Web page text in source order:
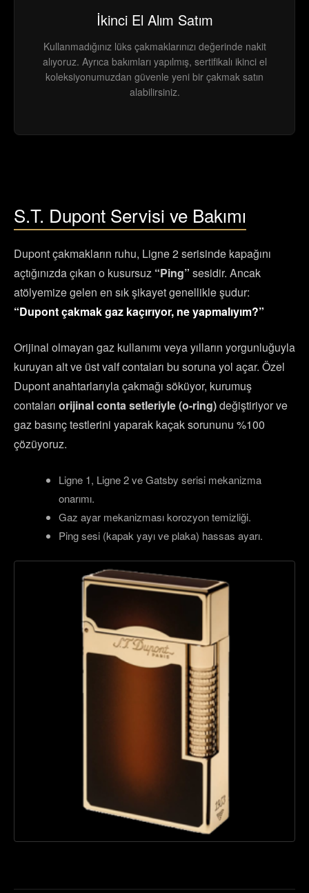
İkinci El Alım Satım
Kullanmadığınız lüks çakmaklarınızı değerinde nakit
alıyoruz. Ayrıca bakımları yapılmış, sertifikalı ikinci el
koleksiyonumuzdan güvenle yeni bir çakmak satın
alabilirsiniz.
S.T. Dupont Servisi ve Bakımı
Dupont çakmakların ruhu, Ligne 2 serisinde kapağını
açtığınızda çıkan o kusursuz “Ping” sesidir. Ancak
atölyemize gelen en sık şikayet genellikle şudur:
“Dupont çakmak gaz kaçırıyor, ne yapmalıyım?”
Orijinal olmayan gaz kullanımı veya yılların yorgunluğuyla
kuruyan alt ve üst valf contaları bu soruna yol açar. Özel
Dupont anahtarlarıyla çakmağı söküyor, kurumuş
contaları orijinal conta setleriyle (o-ring)değiştiriyor ve
gaz basınç testlerini yaparak kaçak sorununu %100
çözüyoruz.
Ligne 1, Ligne 2 ve Gatsby serisi mekanizma
onarımı.
Gaz ayar mekanizması korozyon temizliği.
Ping sesi (kapak yayı ve plaka) hassas ayarı.